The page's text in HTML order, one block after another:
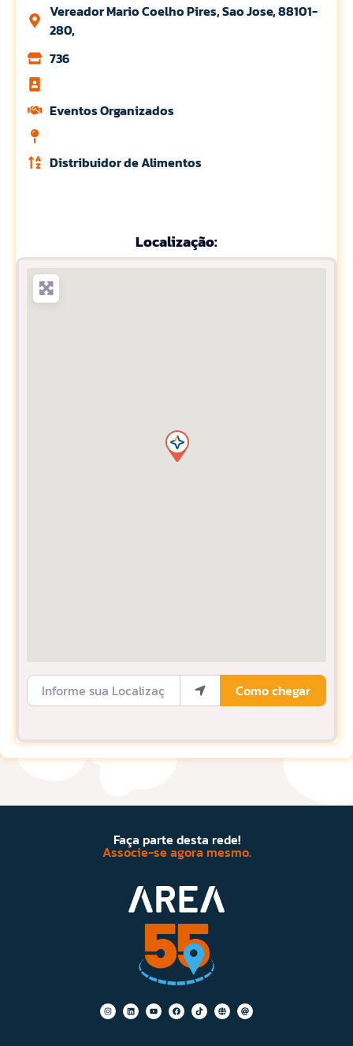
Vereador Mario Coelho Pires, Sao Jose, 88101-
280,
736
Eventos Organizados
Distribuidor de Alimentos
Localização:
Informe sua Localização
Como chegar
Faça parte desta rede!
Associe-se agora mesmo.